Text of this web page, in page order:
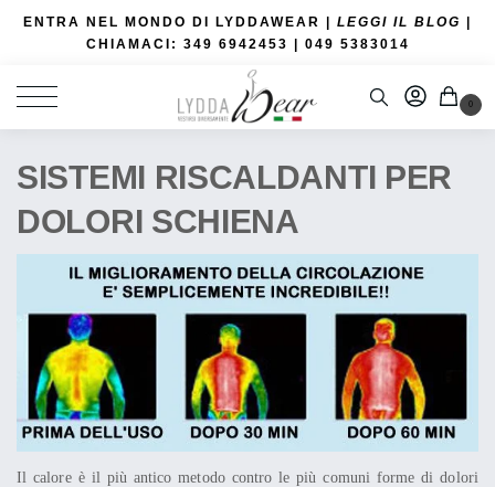
ENTRA NEL MONDO DI LYDDAWEAR | LEGGI IL BLOG |
CHIAMACI: 349 6942453 | 049 5383014
0
SISTEMI RISCALDANTI PER
DOLORI SCHIENA
Il calore è il più antico metodo contro le più comuni forme di dolori